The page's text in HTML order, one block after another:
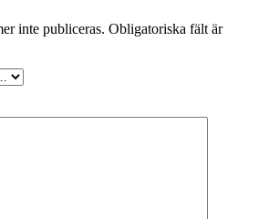
inte publiceras. Obligatoriska fält är